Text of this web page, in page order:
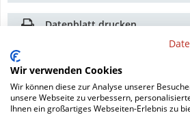
Datenblatt drucken
Beschreibung
Schablone zum Bohren von
Freischwingende Stuhlmodelle
Wir verwenden Cookies
Wir können diese zur Analyse unserer
unsere Webseite zu verbessern,
Ihnen ein großartiges Webseiten-Erlebnis zu